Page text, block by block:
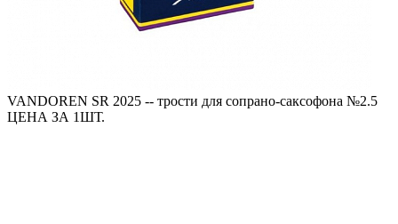
VANDOREN SR 2025 -- трости для сопрано-саксофона №2.5
ЦЕНА ЗА 1ШТ.